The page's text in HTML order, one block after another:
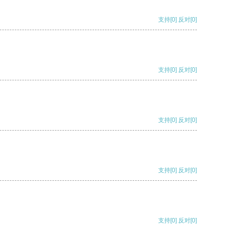
支持[0] 反对[0]
支持[0] 反对[0]
支持[0] 反对[0]
支持[0] 反对[0]
支持[0] 反对[0]